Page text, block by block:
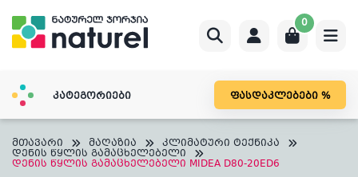
content
0
კატეგორიები ფასდაკლებები %
მთავარი მაღაზია კლიმატური ტექნიკა
დენის წყლის გამაცხელებელი
დენის წყლის გამაცხელებელი MIDEA D80-20ED6